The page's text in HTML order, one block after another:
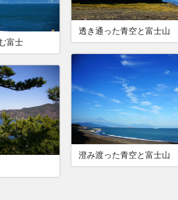
透き通った青空と富士山
富士
澄み渡った青空と富士山